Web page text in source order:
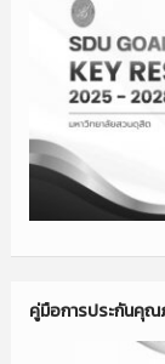
คู่มือการประกันคุณ